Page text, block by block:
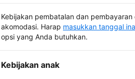
Kebijakan pembatalan dan
akomodasi. Harap masukkan tanggal
opsi yang Anda butuhkan.
Kebijakan anak